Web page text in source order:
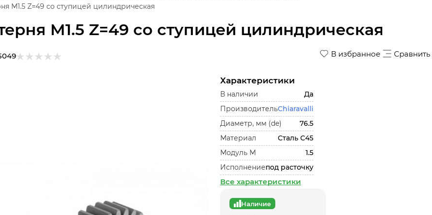
M1.5 Z=49 со ступицей цилиндрическая
M1.5 Z=49 со ступицей цилиндрическая
В избранное Сравнить
Характеристики
В наличии
Да
ПроизводительChiaravalli
Диаметр, мм (de)
76.5
Материал
Сталь С45
Модуль М
1.5
Исполнениепод расточку
Все характеристики
Наличие